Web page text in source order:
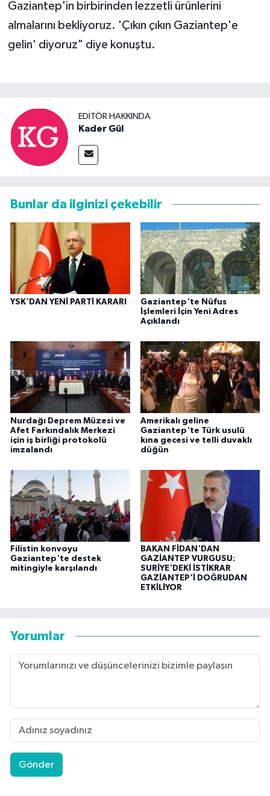
Gaziantep'in birbirinden lezzetli ürünlerini
almalarını bekliyoruz. 'Çıkın çıkın Gaziantep'e
gelin' diyoruz" diye konuştu.
EDITÖR HAKKINDA
Kader Gül
Bunlar da ilginizi çekebilir
YSK'DAN YENİ PARTİ KARARI
Gaziantep'te Nüfus
İşlemleri İçin Yeni Adres
Açıklandı
Nurdağı Deprem Müzesi ve
Afet Farkındalık Merkezi
için iş birliği protokolü
imzalandı
Amerikalı geline
Gaziantep'te Türk usulü
kına gecesi ve telli duvaklı
düğün
Filistin konvoyu
Gaziantep'te destek
mitingiyle karşılandı
BAKAN FİDAN'DAN
GAZİANTEP VURGUSU:
SURİYE'DEKİ İSTİKRAR
GAZİANTEP'İ DOĞRUDAN
ETKİLİYOR
Yorumlar
Gönder